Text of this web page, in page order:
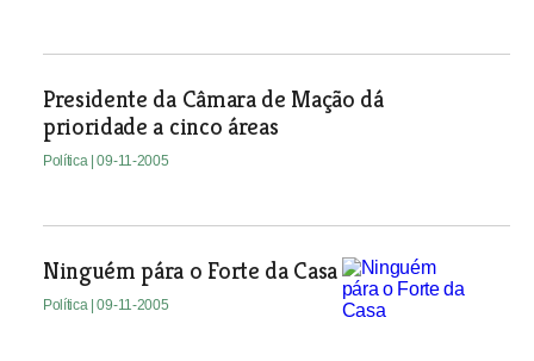
Presidente da Câmara de Mação dá
prioridade a cinco áreas
Política | 09-11-2005
Ninguém pára o Forte da Casa
Política | 09-11-2005